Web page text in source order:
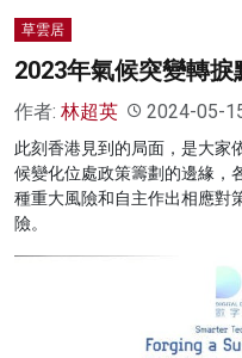
草雲居
2023年氣候突變轉
作者: 林超英 2024-05-
此刻香港見到的局面，是大家
候變化位處政策籌劃的邊緣，
種重大風險和自主作出相應對
險。